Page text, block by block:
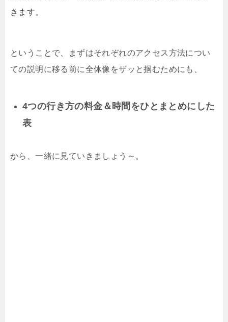
きます。
ということで、まずはそれぞれのアクセス方法につい
ての説明に移る前に全体像をザッと掴むためにも、
4つの行き方の料金＆時間をひとまとめにした
表
から、一緒に見ていきましょう～。